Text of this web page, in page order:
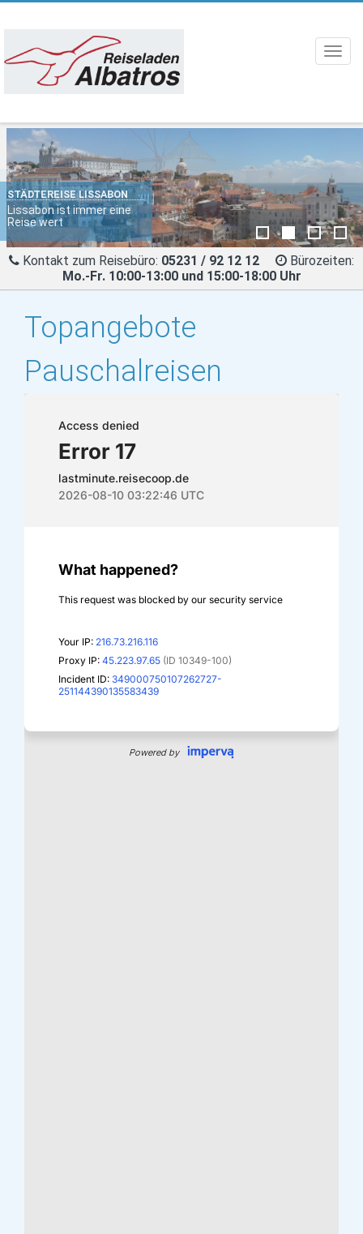
STÄDTEREISE LISSABON
Lissabon ist immer eine
Reise wert
SANTORINI
Günstige Hotels an den
schönsten griechischen
Stränden
Kontakt zum Reisebüro: 05231 / 92 12 12
Bürozeiten:
Mo.-Fr. 10:00-13:00 und 15:00-18:00 Uhr
Topangebote
Pauschalreisen